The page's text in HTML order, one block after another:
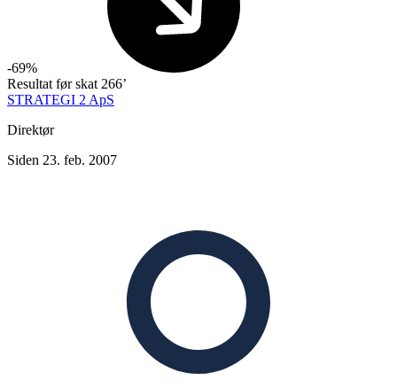
-69%
Resultat før skat 266’
STRATEGI 2 ApS
Direktør
Siden 23. feb. 2007